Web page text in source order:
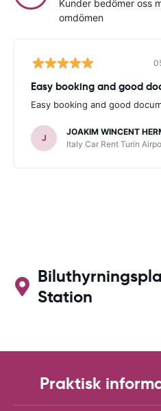
Kunder bedömer oss
omdömen
Easy booking and good
J
JOAKIM WINCENT
Italy Car Rent Turin
Station
Praktisk